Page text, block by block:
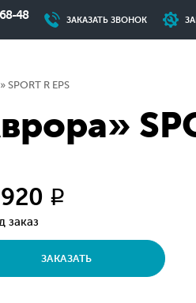
48 ЗАКАЗАТЬ ЗВОНОК
R EPS
q
заказ
ЗАКАЗАТЬ